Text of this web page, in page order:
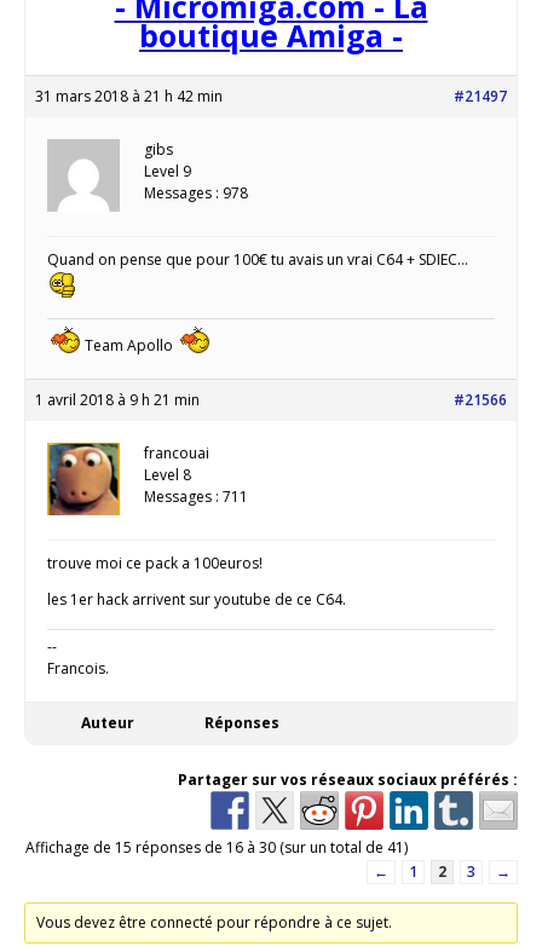
boutique Amiga -
31 mars 2018 à 21 h 42 min #21497
gibs
Level 9
Messages : 978
Quand on pense que pour 100€ tu avais un vrai C64 + SDIEC…
Team Apollo
1 avril 2018 à 9 h 21 min #21566
francouai
Level 8
Messages : 711
trouve moi ce pack a 100euros!
les 1er hack arrivent sur youtube de ce C64.
--
Francois.
Auteur Réponses
Partager sur vos réseaux sociaux préférés :
Affichage de 15 réponses de 16 à 30 (sur un total de 41)
←
1 2 3 →
Vous devez être connecté pour répondre à ce sujet.